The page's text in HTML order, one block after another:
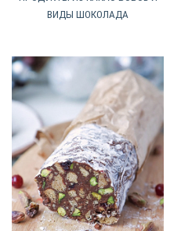
ВИДЫ ШОКОЛАДА